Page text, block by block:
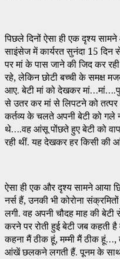
पिछले दिनों ऐसा ही एक दृश्य
साइंसेज में कार्यरत सुनंदा 15 दिन
पर मां के पास जाने की जिद कर
रहे, लेकिन छोटी बच्ची के समक्ष
आए. बेटी मां को देखकर
से उतर कर मां से लिपटने को
कर्तव्य के चलते अपनी बेटी को गले
थे….वह आंसू पोंछते हुए बेटी को
रही थीं. यह देखकर हर किसी की
ऐसा ही एक और दृश्य सामने आया
नर्स हैं, उनकी भी कोरोना
लगी. वह अपनी चौदह माह की बेटी
करने पर रोती हुई बेटी जब कहती है
कहना मैं ठीक हूं, मम्मी मैं ठीक
आंखें छलकने लगती हैं. पूनम के साथ